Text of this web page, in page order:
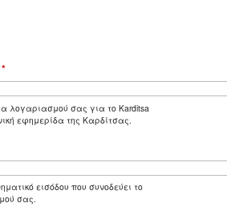
*
λογαριασμού σας για το Karditsa
εφημερίδα της Καρδίτσας.
εισόδου που συνοδεύει το
σας.